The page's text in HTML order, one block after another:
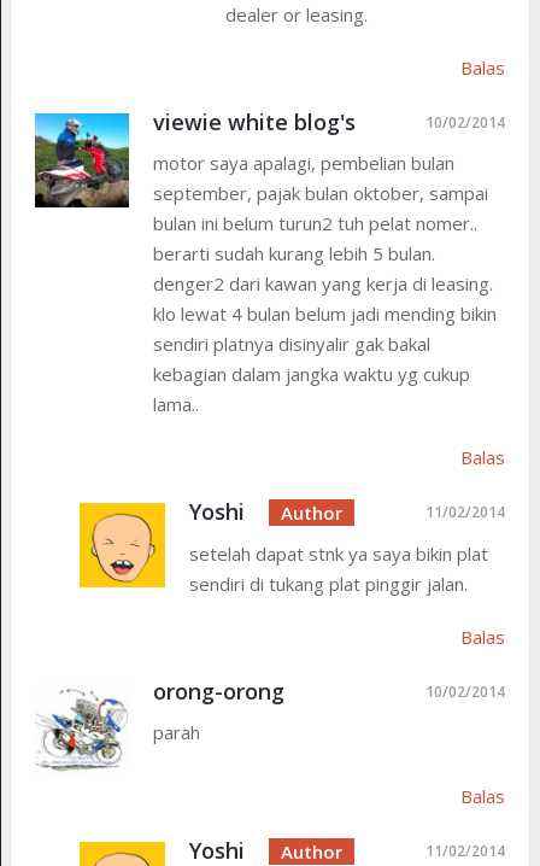
dealer or leasing.
Balas
viewie white blog's 10/02/2014
motor saya apalagi, pembelian bulan
september, pajak bulan oktober, sampai
bulan ini belum turun2 tuh pelat nomer..
berarti sudah kurang lebih 5 bulan.
denger2 dari kawan yang kerja di leasing.
klo lewat 4 bulan belum jadi mending bikin
sendiri platnya disinyalir gak bakal
kebagian dalam jangka waktu yg cukup
lama..
Balas
Yoshi 11/02/2014
setelah dapat stnk ya saya bikin plat
sendiri di tukang plat pinggir jalan.
Balas
orong-orong 10/02/2014
parah
Balas
Yoshi 11/02/2014